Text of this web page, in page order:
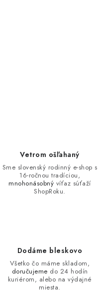
Vetrom ošľahaný
Sme slovenský rodinný e-shop s
16-ročnou tradíciou,
mnohonásobný víťaz súťaží
ShopRoku.
Dodáme bleskovo
Všetko čo máme skladom,
doručujeme do 24 hodín
kuriérom, alebo na výdajné
miesta.